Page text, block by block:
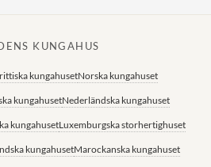
KUNGAHUS
kungahusetNorska kungahuset
kungahusetNederländska kungahuset
kungahusetLuxemburgska storhertighuset
kungahusetMarockanska kungahuset